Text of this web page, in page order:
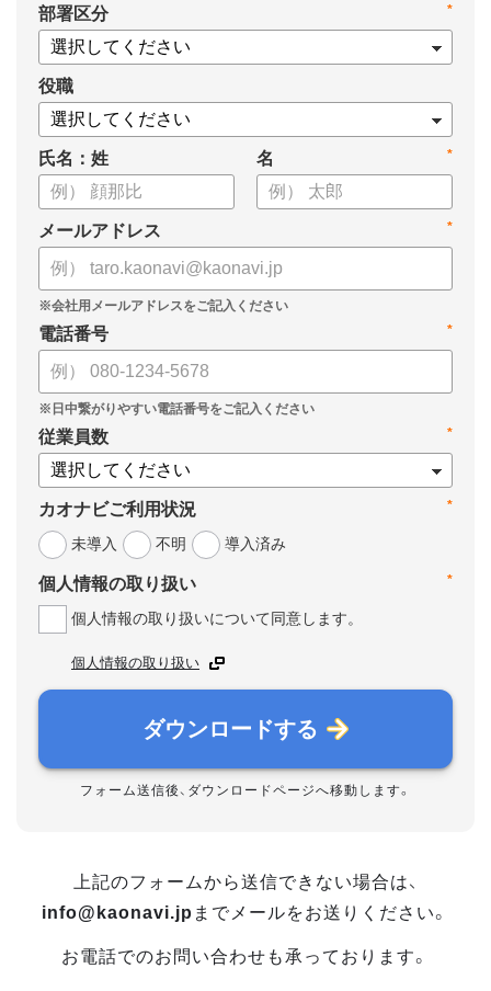
*
部署区分
役職
氏名：姓 *
名
*
メールアドレス
*
電話番号
*
従業員数
*
カオナビご利用状況
未導入
不明 導入済み
*
個人情報の取り扱い
個人情報の取り扱いについて同意します。
個人情報の取り扱い
ダウンロードする
フォーム送信後、ダウンロードページへ移動します。
上記のフォームから送信できない場合は、
info@kaonavi.jp までメールをお送りください。
お電話でのお問い合わせも承っております。